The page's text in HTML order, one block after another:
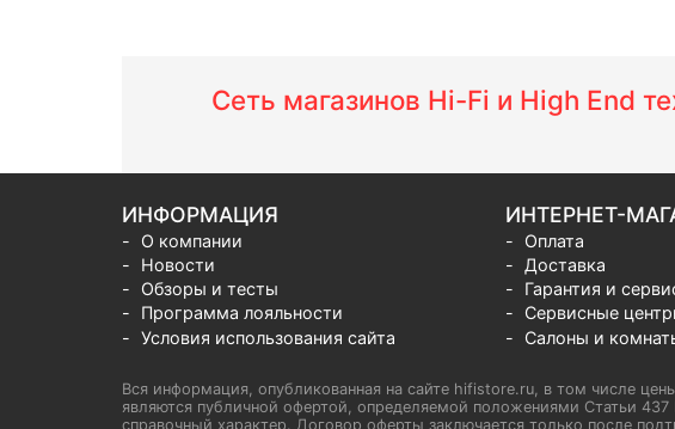
Сеть магазинов Hi-Fi и High End
ИНФОРМАЦИЯ
О компании
Новости
Обзоры и тесты
Программа лояльности
Условия использования сайта
ИНТЕРНЕТ-
Оплата
Доставка
Гарантия и
Сервисные
Салоны и
Вся информация, опубликованная на сайте hifistore.ru, в том числе
являются публичной офертой, определяемой положениями Статьи
справочный характер. Договор оферты заключается только после